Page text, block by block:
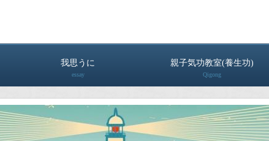
我思うに
essay
親子気功教室(養生功)
Qigong